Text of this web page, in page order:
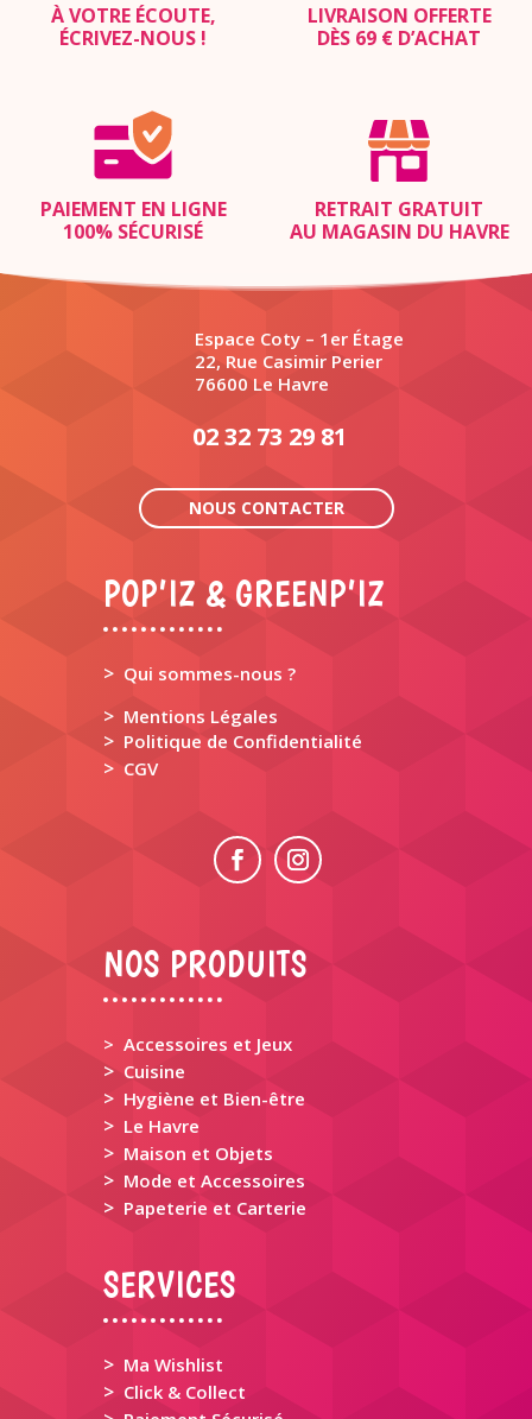
À VOTRE ÉCOUTE,
ÉCRIVEZ-NOUS !
LIVRAISON OFFERTE
DÈS 69 € D’ACHAT
PAIEMENT EN LIGNE
100% SÉCURISÉ
RETRAIT GRATUIT
AU MAGASIN DU HAVRE
Espace Coty – 1er Étage
22, Rue Casimir Perier
76600 Le Havre
02 32 73 29 81
NOUS CONTACTER
POP’IZ & GREENP’IZ
> Qui sommes-nous ?
> Mentions Légales
> Politique de Confidentialité
> CGV
NOS PRODUITS
> Accessoires et Jeux
> Cuisine
> Hygiène et Bien-être
> Le Havre
> Maison et Objets
> Mode et Accessoires
> Papeterie et Carterie
SERVICES
> Ma Wishlist
> Click & Collect